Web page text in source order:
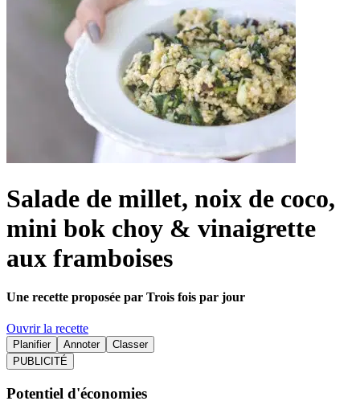
Salade de millet, noix de coco,
mini bok choy & vinaigrette
aux framboises
Une recette proposée par Trois fois par jour
Ouvrir la recette
Planifier Annoter
Classer
PUBLICITÉ
Potentiel d'économies